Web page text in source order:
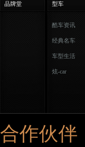
品牌堂 型车
酷车资讯
经典名车
车型生活
炫-car
合作伙伴